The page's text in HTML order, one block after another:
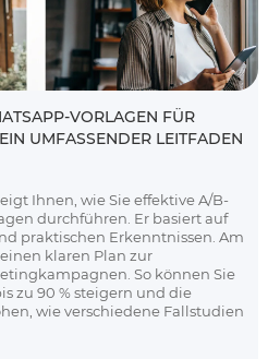
VORLAGEN FÜR
UMFASSENDER LEITFADEN
Ihnen, wie Sie effektive A/B-
durchführen. Er basiert auf
praktischen Erkenntnissen. Am
klaren Plan zur
So können Sie
zu 90 % steigern und die
wie verschiedene Fallstudien